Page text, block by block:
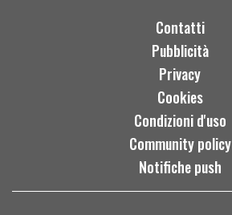
Contatti
Pubblicità
Privacy
Cookies
Condizioni d'uso
Community policy
Notifiche push